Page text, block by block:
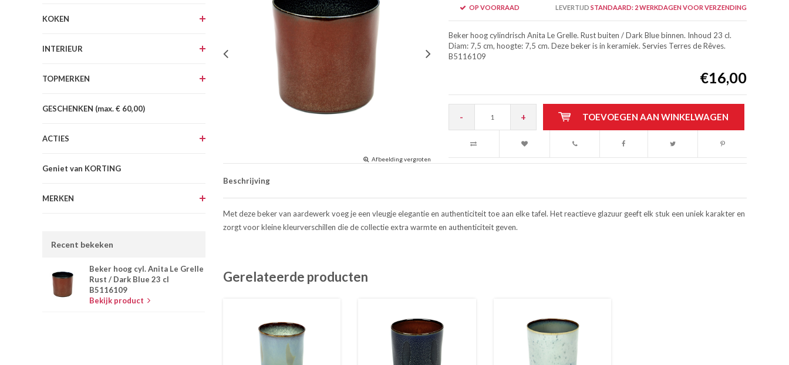
KOKEN
INTERIEUR
TOPMERKEN
GESCHENKEN (max. € 60,00)
ACTIES
Geniet van KORTING
MERKEN
Recent bekeken
Beker hoog cyl. Anita Le Grelle
Rust / Dark Blue 23 cl
B5116109
Bekijk product
Afbeelding vergroten
OP VOORRAAD LEVERTIJD STANDAARD: 2 WERKDAGEN VOOR VERZENDING
Beker hoog cylindrisch Anita Le Grelle. Rust buiten / Dark Blue binnen. Inhoud 23 cl.
Diam: 7,5 cm, hoogte: 7,5 cm. Deze beker is in keramiek. Servies Terres de Rêves.
B5116109
€16,00
- + TOEVOEGEN AAN WINKELWAGEN
Beschrijving
Met deze beker van aardewerk voeg je een vleugje elegantie en authenticiteit toe aan elke tafel. Het reactieve glazuur geeft elk stuk een uniek karakter en
zorgt voor kleine kleurverschillen die de collectie extra warmte en authenticiteit geven.
Gerelateerde producten